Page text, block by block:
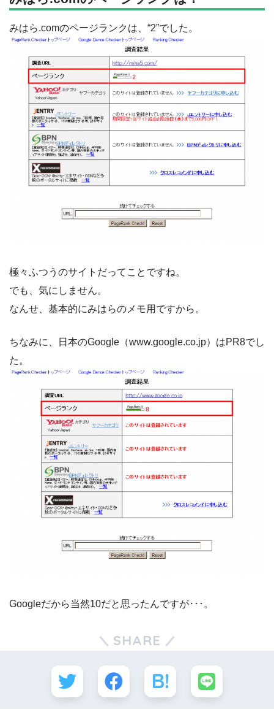
みはら.comのページランクは、“2”でした。
極々ふつうのサイトだってことですね。
でも、気にしません。
なんせ、基本的にみはらのメモ用ですから。
ちなみに、日本のGoogle（www.google.co.jp）はPR8でし
た。
Googleだから当然10だと思ったんですが･･･。
SHARE